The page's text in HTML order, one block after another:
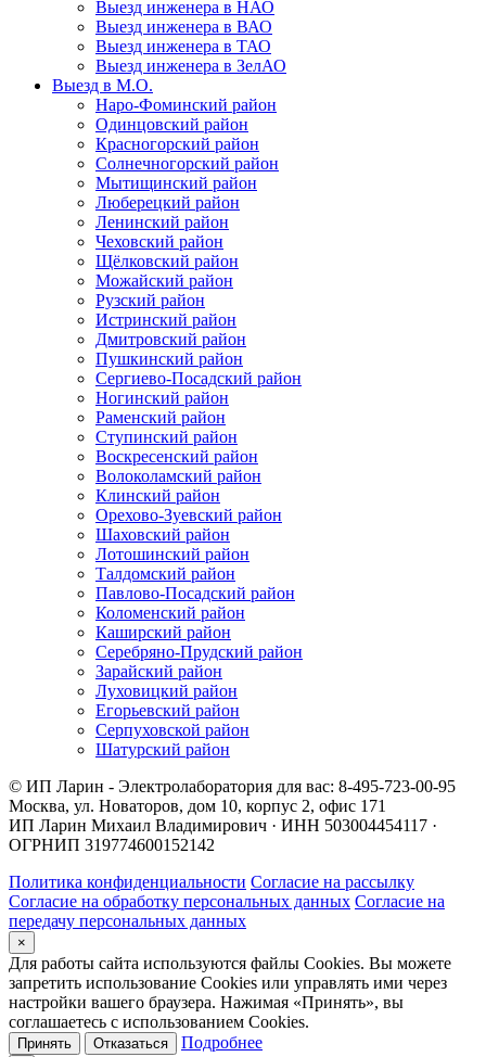
Выезд инженера в НАО
Выезд инженера в ВАО
Выезд инженера в ТАО
Выезд инженера в ЗелАО
Выезд в М.О.
Наро-Фоминский район
Одинцовский район
Красногорский район
Солнечногорский район
Мытищинский район
Люберецкий район
Ленинский район
Чеховский район
Щёлковский район
Можайский район
Рузский район
Истринский район
Дмитровский район
Пушкинский район
Сергиево-Посадский район
Ногинский район
Раменский район
Ступинский район
Воскресенский район
Волоколамский район
Клинский район
Орехово-Зуевский район
Шаховский район
Лотошинский район
Талдомский район
Павлово-Посадский район
Коломенский район
Каширский район
Серебряно-Прудский район
Зарайский район
Луховицкий район
Егорьевский район
Серпуховской район
Шатурский район
© ИП Ларин - Электролаборатория для вас: 8-495-723-00-95
Москва, ул. Новаторов, дом 10, корпус 2, офис 171
ИП Ларин Михаил Владимирович · ИНН 503004454117 ·
ОГРНИП 319774600152142
Политика конфиденциальности Согласие на рассылку
Согласие на обработку персональных данных Согласие на
передачу персональных данных
×
Для работы сайта используются файлы Cookies. Вы можете
запретить использование Cookies или управлять ими через
настройки вашего браузера. Нажимая «Принять», вы
соглашаетесь с использованием Cookies.
Принять Отказаться Подробнее